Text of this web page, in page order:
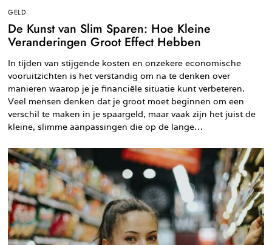
GELD
De Kunst van Slim Sparen: Hoe Kleine
Veranderingen Groot Effect Hebben
In tijden van stijgende kosten en onzekere economische
vooruitzichten is het verstandig om na te denken over
manieren waarop je je financiële situatie kunt verbeteren.
Veel mensen denken dat je groot moet beginnen om een
verschil te maken in je spaargeld, maar vaak zijn het juist de
kleine, slimme aanpassingen die op de lange…